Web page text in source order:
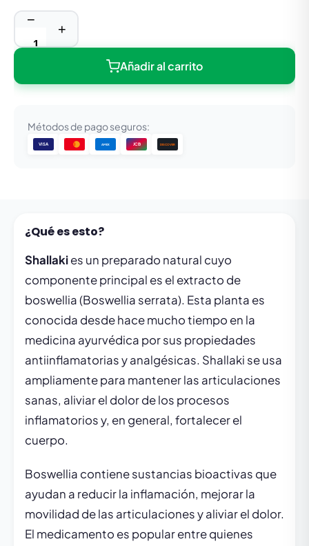
−
+
Añadir al carrito
Métodos de pago seguros:
VISA AMEX JCB DISCOVER
¿Qué es esto?
Shallakies un preparado natural cuyo
componente principal es el extracto de
boswellia (Boswellia serrata). Esta planta es
conocida desde hace mucho tiempo en la
medicina ayurvédica por sus propiedades
antiinflamatorias y analgésicas. Shallaki se usa
ampliamente para mantener las articulaciones
sanas, aliviar el dolor de los procesos
inflamatorios y, en general, fortalecer el
cuerpo.
Boswellia contiene sustancias bioactivas que
ayudan a reducir la inflamación, mejorar la
movilidad de las articulaciones y aliviar el dolor.
El medicamento es popular entre quienes